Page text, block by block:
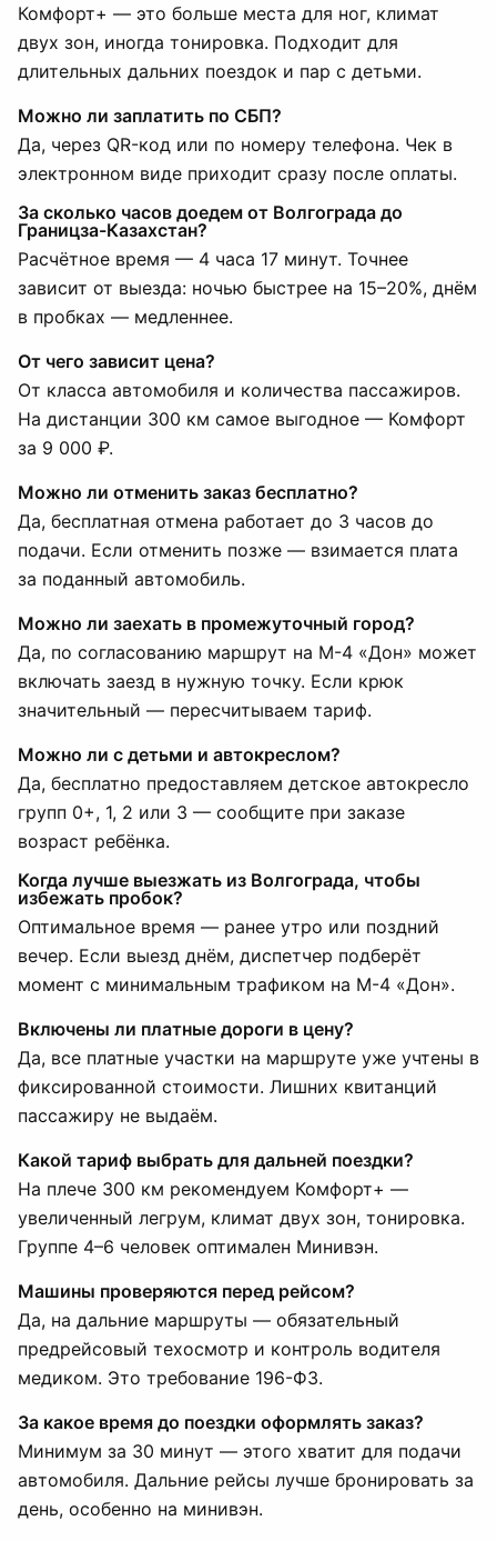
Комфорт+ — это больше места для ног, климат
двух зон, иногда тонировка. Подходит для
длительных дальних поездок и пар с детьми.
Можно ли заплатить по СБП?
Да, через QR-код или по номеру телефона. Чек в
электронном виде приходит сразу после оплаты.
За сколько часов доедем от Волгограда до
Границза-Казахстан?
Расчётное время — 4 часа 17 минут. Точнее
зависит от выезда: ночью быстрее на 15–20%, днём
в пробках — медленнее.
От чего зависит цена?
От класса автомобиля и количества пассажиров.
На дистанции 300 км самое выгодное — Комфорт
за 9 000 ₽.
Можно ли отменить заказ бесплатно?
Да, бесплатная отмена работает до 3 часов до
подачи. Если отменить позже — взимается плата
за поданный автомобиль.
Можно ли заехать в промежуточный город?
Да, по согласованию маршрут на М-4 «Дон» может
включать заезд в нужную точку. Если крюк
значительный — пересчитываем тариф.
Можно ли с детьми и автокреслом?
Да, бесплатно предоставляем детское автокресло
групп 0+, 1, 2 или 3 — сообщите при заказе
возраст ребёнка.
Когда лучше выезжать из Волгограда, чтобы
избежать пробок?
Оптимальное время — ранее утро или поздний
вечер. Если выезд днём, диспетчер подберёт
момент с минимальным трафиком на М-4 «Дон».
Включены ли платные дороги в цену?
Да, все платные участки на маршруте уже учтены в
фиксированной стоимости. Лишних квитанций
пассажиру не выдаём.
Какой тариф выбрать для дальней поездки?
На плече 300 км рекомендуем Комфорт+ —
увеличенный легрум, климат двух зон, тонировка.
Группе 4–6 человек оптимален Минивэн.
Машины проверяются перед рейсом?
Да, на дальние маршруты — обязательный
предрейсовый техосмотр и контроль водителя
медиком. Это требование 196-ФЗ.
За какое время до поездки оформлять заказ?
Минимум за 30 минут — этого хватит для подачи
автомобиля. Дальние рейсы лучше бронировать за
день, особенно на минивэн.